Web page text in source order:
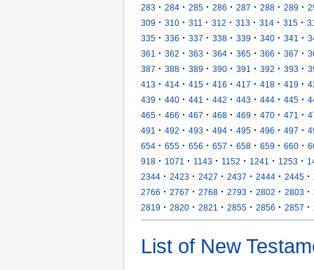
283 · 284 · 285 · 286 · 287 · 288 · 289 ·
309 · 310 · 311 · 312 · 313 · 314 · 315 ·
335 · 336 · 337 · 338 · 339 · 340 · 341 ·
361
· 362 · 363 · 364 · 365 · 366 · 367 ·
387 · 388 · 389 · 390 · 391 · 392 · 393 ·
413 · 414 · 415 · 416 · 417 · 418 · 419 ·
439 · 440 · 441 · 442 · 443 · 444 · 445 ·
465 · 466 · 467 · 468 · 469 · 470 · 471 ·
491
· 492 · 493 · 494 · 495 · 496 · 497 ·
654 · 655 · 656 · 657 · 658 · 659 · 660 ·
918 · 1071 · 1143 · 1152 · 1241 · 1253 ·
2344 · 2423 · 2427 · 2437 · 2444 · 2445 ·
2766 · 2767 · 2768 · 2793 · 2802 · 2803 ·
2819 · 2820 · 2821 · 2855 · 2856 · 2857 ·
List of New